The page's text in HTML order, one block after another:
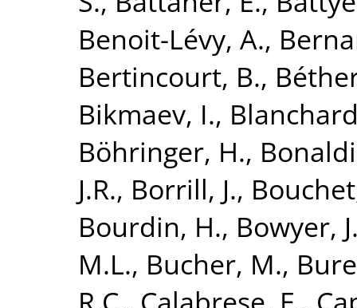
Benoit-Lévy, A.,
Bertincourt, B.,
Bikmaev, I.,
Böhringer, H.,
J.R., Borrill, J.,
Bourdin, H., Bowyer,
M.L., Bucher, M.,